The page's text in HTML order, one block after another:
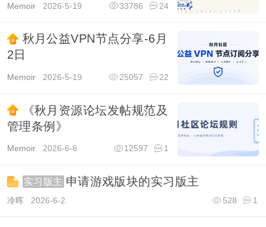
Memoir2026-5-19 24
33786
秋月公益VPN节点分享-6月
2日
Memoir2026-5-19 22
25057
《秋月资源论坛发帖规范及
管理条例》
Memoir2026-6-6 1
12597
实习版主 申请游戏版块的实习版主
冷晖2026-6-2 1
528